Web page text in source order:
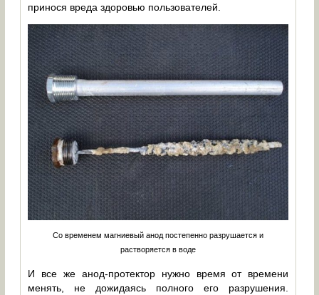
принося вреда здоровью пользователей.
Со временем магниевый анод постепенно разрушается и
растворяется в воде
И все же анод-протектор нужно время от времени
менять, не дожидаясь полного его разрушения.